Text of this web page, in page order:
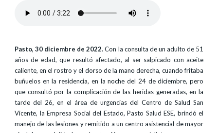
Pasto, 30 diciembre de 2022.Con la consulta de un adulto de 51
años de edad, que resultó afectado, al ser salpicado con aceite
caliente, en el rostro y el dorso de la mano derecha, cuando fritaba
buñuelos en la residencia, en la noche del 24 de diciembre, pero
que consultó por la complicación de las heridas generadas, en la
tarde del 26, en el área de urgencias del Centro de Salud San
Vicente, la Empresa Social del Estado, Pasto Salud ESE, brindó el
manejo de las lesiones y remitido a un centro asistencial de mayor